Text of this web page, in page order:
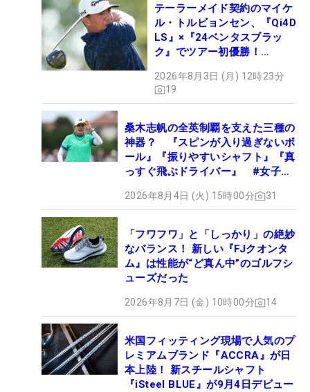
テーラーメイド契約のマイケ
ル・トルビョンセン、『Qi4D
LS』×『24ベンタスブラッ
ク』でツアー初優勝！
2026年8月3日 (月) 12時23分
19
桑木志帆の全英制覇を支えた三種の
神器？ 『スピンが入り過ぎないボ
ール』『振りやすいシャフト』『真
っすぐ飛ぶドライバー』 #女子プ
2026年8月4日 (火) 15時00分 31
「フワフワ」と「しっかり」の絶妙
なバランス！ 新しい『FJクオンタ
ム』は性能が“ど真ん中”のゴルフシ
ューズだった
2026年8月7日 (金) 10時00分 14
米国フィッティング現場で人気のプ
レミアムブランド『ACCRA』が日
本上陸！ 新スチールシャフト
『iSteel BLUE』が9月4日デビュー